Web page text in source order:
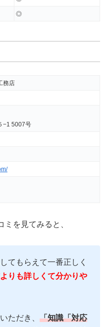
お願いしました。外壁
うお宅があり、私自
していましたら、わざ
たが、今後の事を思う
良かったと思いまし
てにおいて信頼でき
◎
務店
−1 5007号
を見てみると、
てもらえて一番正しく
りも詳しくて分かりや
ただき、 「知識「対応